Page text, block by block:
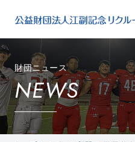
財団ニュース
NEWS